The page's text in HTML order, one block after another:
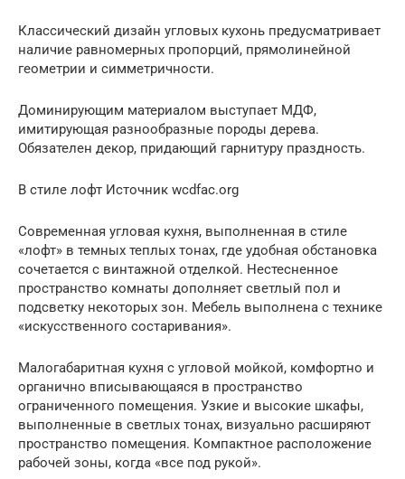
Классический дизайн угловых кухонь предусматривает
наличие равномерных пропорций, прямолинейной
геометрии и симметричности.
Доминирующим материалом выступает МДФ,
имитирующая разнообразные породы дерева.
Обязателен декор, придающий гарнитуру праздность.
В стиле лофт Источник wcdfac.org
Современная угловая кухня, выполненная в стиле
«лофт» в темных теплых тонах, где удобная обстановка
сочетается с винтажной отделкой. Нестесненное
пространство комнаты дополняет светлый пол и
подсветку некоторых зон. Мебель выполнена с технике
«искусственного состаривания».
Малогабаритная кухня с угловой мойкой, комфортно и
органично вписывающаяся в пространство
ограниченного помещения. Узкие и высокие шкафы,
выполненные в светлых тонах, визуально расширяют
пространство помещения. Компактное расположение
рабочей зоны, когда «все под рукой».